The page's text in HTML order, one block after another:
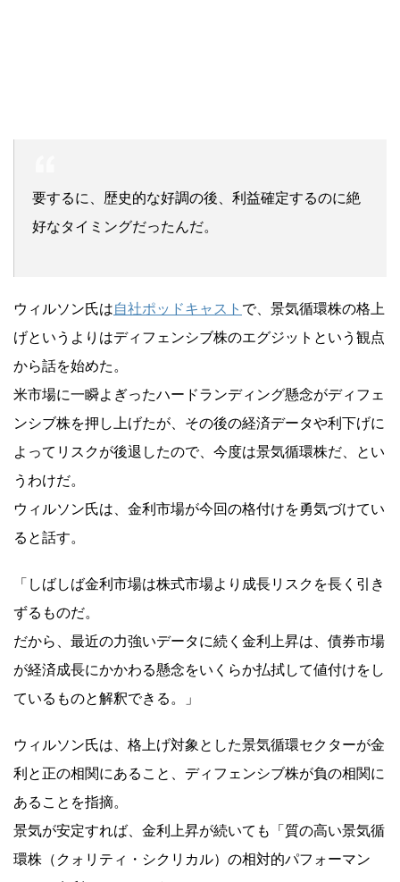
要するに、歴史的な好調の後、利益確定するのに絶
好なタイミングだったんだ。
ウィルソン氏は自社ポッドキャスト で、景気循環株の格上
げというよりはディフェンシブ株のエグジットという観点
から話を始めた。
米市場に一瞬よぎったハードランディング懸念がディフェ
ンシブ株を押し上げたが、その後の経済データや利下げに
よってリスクが後退したので、今度は景気循環株だ、とい
うわけだ。
ウィルソン氏は、金利市場が今回の格付けを勇気づけてい
ると話す。
「しばしば金利市場は株式市場より成長リスクを長く引き
ずるものだ。
だから、最近の力強いデータに続く金利上昇は、債券市場
が経済成長にかかわる懸念をいくらか払拭して値付けをし
ているものと解釈できる。」
ウィルソン氏は、格上げ対象とした景気循環セクターが金
利と正の相関にあること、ディフェンシブ株が負の相関に
あることを指摘。
景気が安定すれば、金利上昇が続いても「質の高い景気循
環株（クォリティ・シクリカル）の相対的パフォーマン